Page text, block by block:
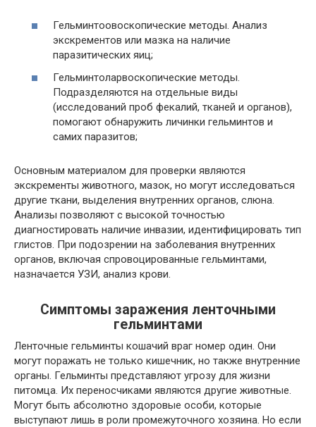
Гельминтоовоскопические методы. Анализ
экскрементов или мазка на наличие
паразитических яиц;
Гельминтоларвоскопические методы.
Подразделяются на отдельные виды
(исследований проб фекалий, тканей и органов),
помогают обнаружить личинки гельминтов и
самих паразитов;
Основным материалом для проверки являются
экскременты животного, мазок, но могут исследоваться
другие ткани, выделения внутренних органов, слюна.
Анализы позволяют с высокой точностью
диагностировать наличие инвазии, идентифицировать тип
глистов. При подозрении на заболевания внутренних
органов, включая спровоцированные гельминтами,
назначается УЗИ, анализ крови.
Симптомы заражения ленточными
гельминтами
Ленточные гельминты кошачий враг номер один. Они
могут поражать не только кишечник, но также внутренние
органы. Гельминты представляют угрозу для жизни
питомца. Их переносчиками являются другие животные.
Могут быть абсолютно здоровые особи, которые
выступают лишь в роли промежуточного хозяина. Но если